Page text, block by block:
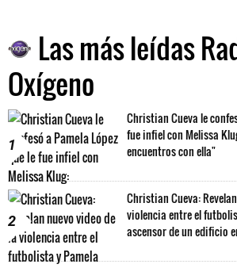
Las más leídas
Oxígeno
1
Christian Cueva le
fue infiel con Melissa
encuentros con ella"
2
Christian Cueva:
violencia entre el
ascensor de un edificio